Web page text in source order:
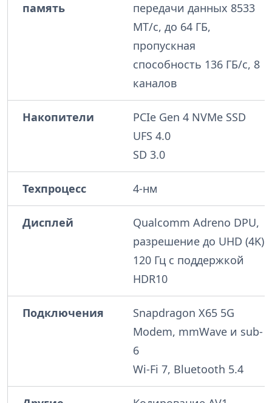
память
передачи данных 8533
MT/с, до 64 ГБ,
пропускная
способность 136 ГБ/с, 8
каналов
Накопители
PCIe Gen 4 NVMe SSD
UFS 4.0
SD 3.0
Техпроцесс 4-нм
Дисплей
Qualcomm Adreno DPU,
разрешение до UHD (4K)
120 Гц с поддержкой
HDR10
Подключения
Snapdragon X65 5G
Modem, mmWave и sub-
6
Wi-Fi 7, Bluetooth 5.4